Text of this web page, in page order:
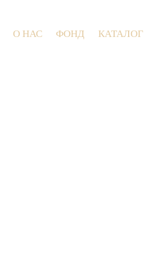
О НАС ФОНД КАТАЛОГ